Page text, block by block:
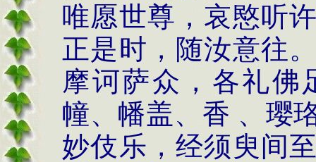
唯愿世尊，哀愍听
正是时，随汝意往
摩诃萨众，各礼佛
幢、幡盖、香 、璎
妙伎乐，经须臾间